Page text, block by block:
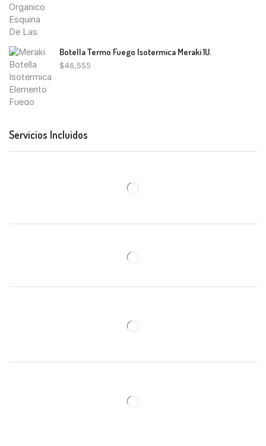
Botella Termo Fuego Isotermica Meraki 1U.
$46,555
Servicios Incluidos